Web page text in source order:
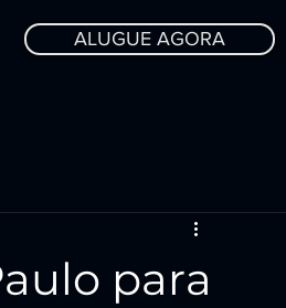
ALUGUE AGORA
para